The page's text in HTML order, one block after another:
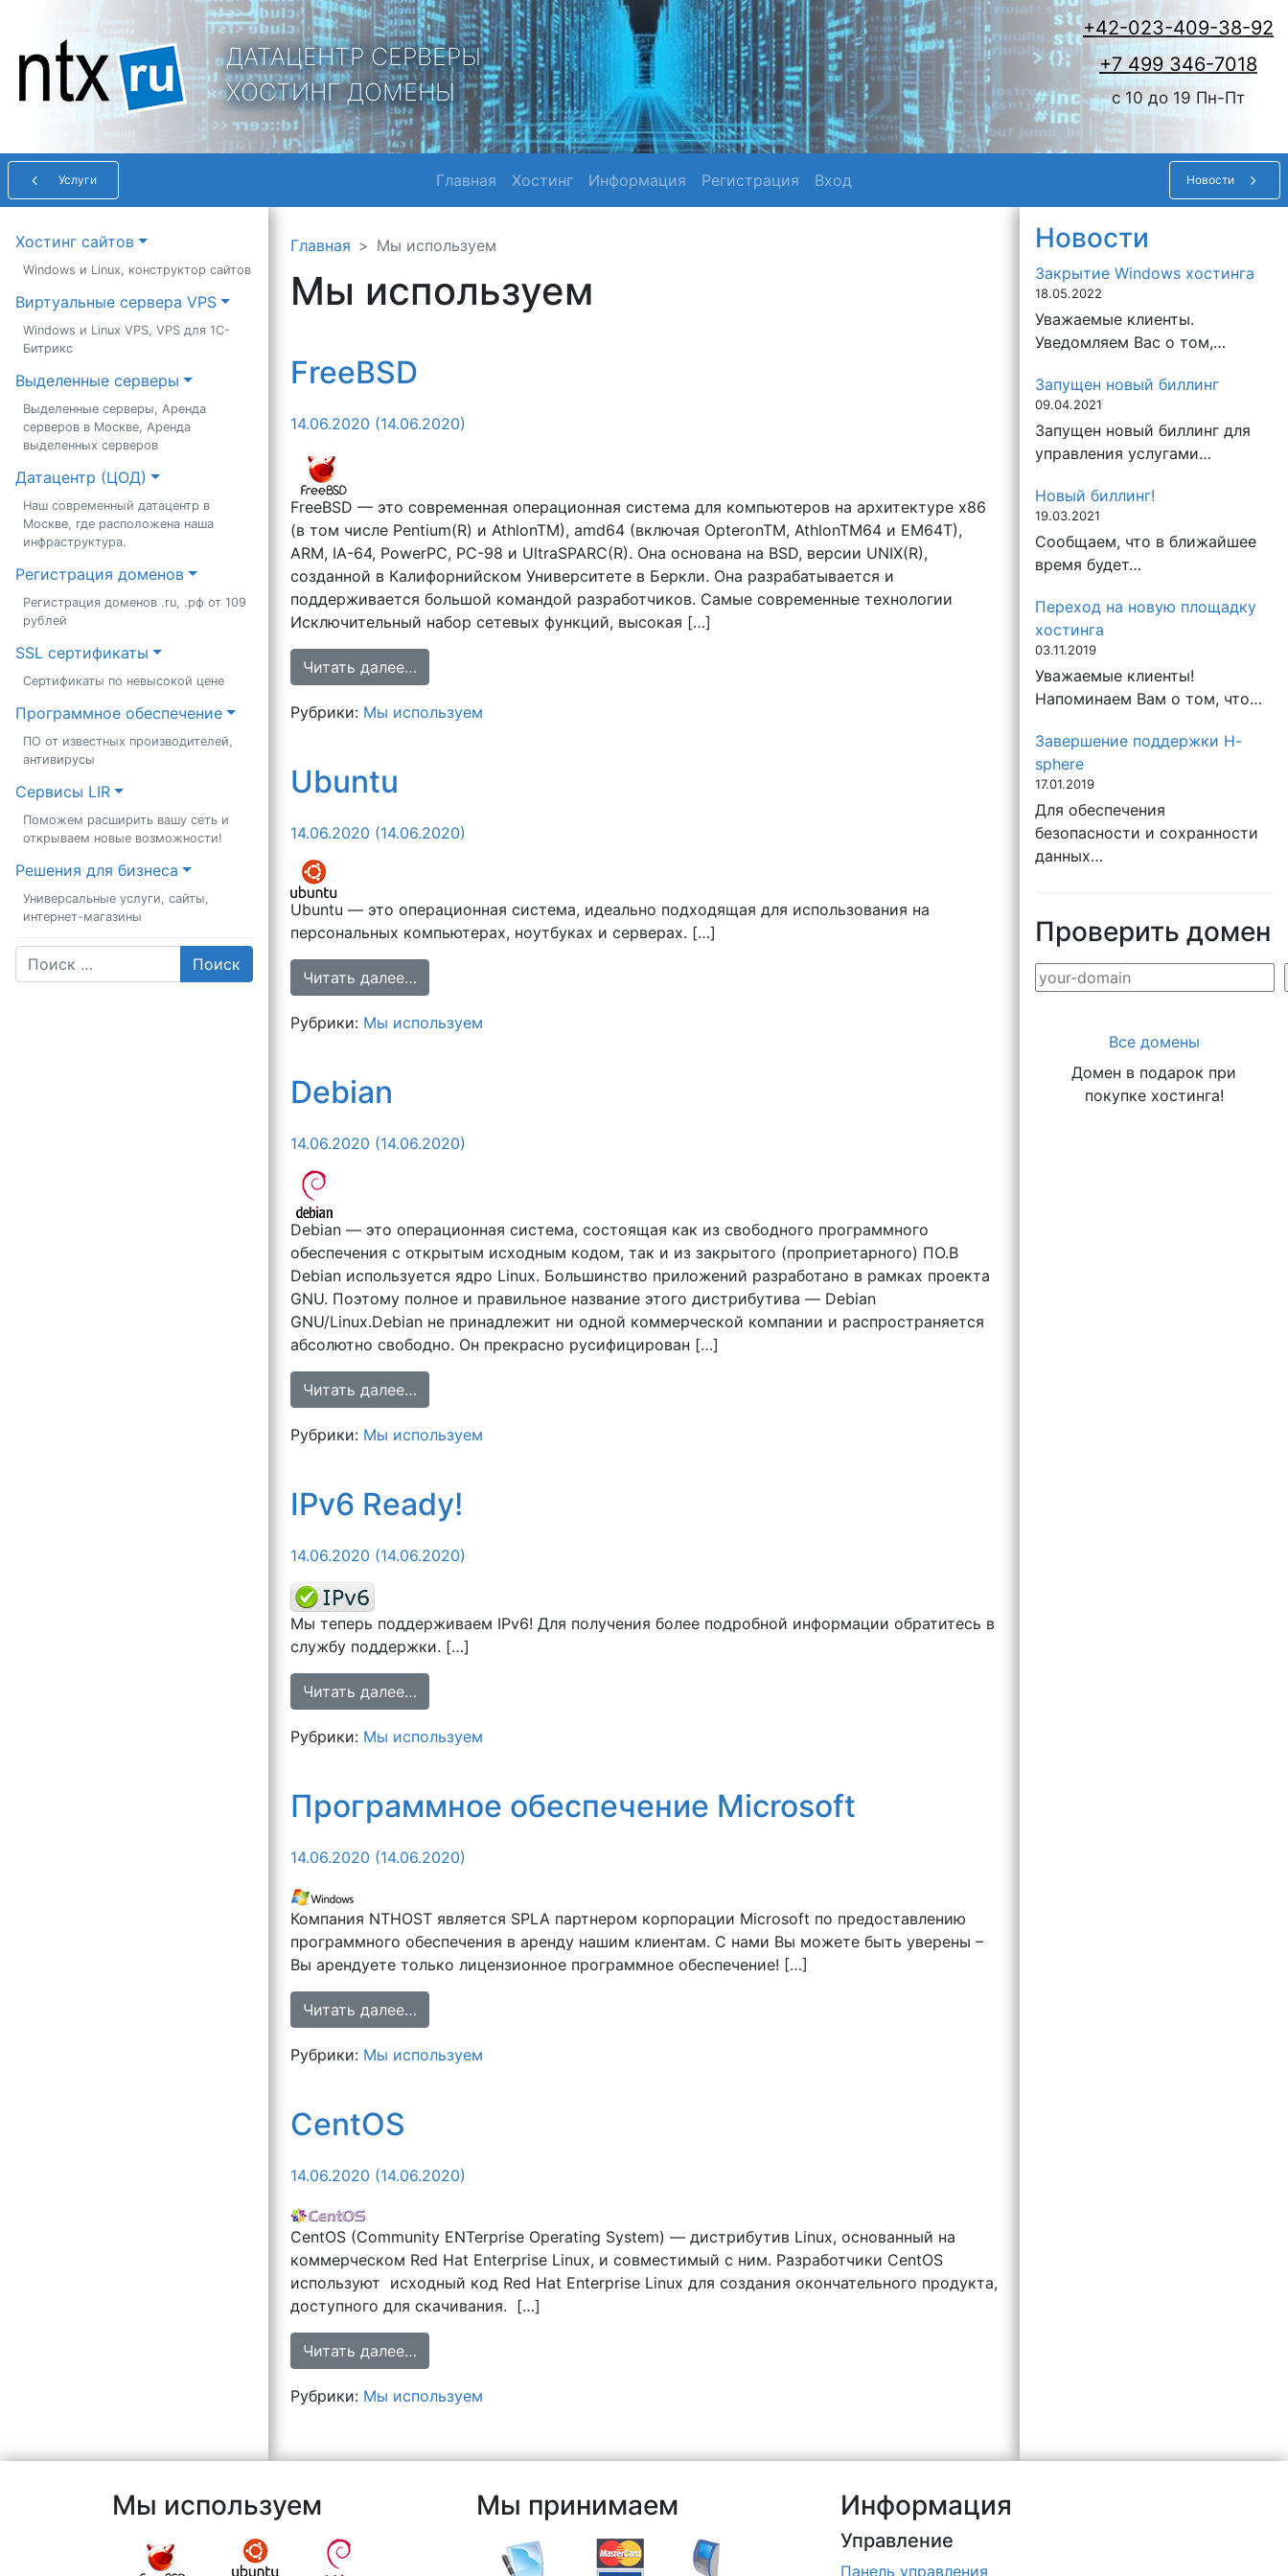
ДАТАЦЕНТР СЕРВЕРЫ
ХОСТИНГ ДОМЕНЫ
+42-023-409-38-92
+7 499 346-7018
c 10 до 19 Пн-Пт
Услуги Главная Хостинг Информация Регистрация Вход Новости
Хостинг сайтов
Windows и Linux, конструктор сайтов
Виртуальные сервера VPS
Windows и Linux VPS, VPS для 1С-
Битрикс
Выделенные серверы
Выделенные серверы, Аренда
серверов в Москве, Аренда
выделенных серверов
Датацентр (ЦОД)
Наш современный датацентр в
Москве, где расположена наша
инфраструктура.
Регистрация доменов
Регистрация доменов .ru, .рф от 109
рублей
SSL сертификаты
Сертификаты по невысокой цене
Программное обеспечение
ПО от известных производителей,
антивирусы
Сервисы LIR
Поможем расширить вашу сеть и
открываем новые возможности!
Решения для бизнеса
Универсальные услуги, сайты,
интернет-магазины
_________________________
Поиск
Главная Мы используем
Мы используем
FreeBSD
14.06.2020 (14.06.2020)
FreeBSD — это современная операционная система для компьютеров на архитектуре x86
(в том числе Pentium(R) и AthlonTM), amd64 (включая OpteronTM, AthlonTM64 и EM64T),
ARM, IA-64, PowerPC, PC-98 и UltraSPARC(R). Она основана на BSD, версии UNIX(R),
созданной в Калифорнийском Университете в Беркли. Она разрабатывается и
поддерживается большой командой разработчиков. Самые современные технологии
Исключительный набор сетевых функций, высокая […]
Читать далее…
Рубрики: Мы используем
Ubuntu
14.06.2020 (14.06.2020)
Ubuntu — это операционная система, идеально подходящая для использования на
персональных компьютерах, ноутбуках и серверах. […]
Читать далее…
Рубрики: Мы используем
Debian
14.06.2020 (14.06.2020)
Debian — это операционная система, состоящая как из свободного программного
обеспечения с открытым исходным кодом, так и из закрытого (проприетарного) ПО.В
Debian используется ядро Linux. Большинство приложений разработано в рамках проекта
GNU. Поэтому полное и правильное название этого дистрибутива — Debian
GNU/Linux.Debian не принадлежит ни одной коммерческой компании и распространяется
абсолютно свободно. Он прекрасно русифицирован […]
Читать далее…
Рубрики: Мы используем
IPv6 Ready!
14.06.2020 (14.06.2020)
Мы теперь поддерживаем IPv6! Для получения более подробной информации обратитесь в
службу поддержки. […]
Читать далее…
Рубрики: Мы используем
Программное обеспечение Microsoft
14.06.2020 (14.06.2020)
Компания NTHOST является SPLA партнером корпорации Microsoft по предоставлению
программного обеспечения в аренду нашим клиентам. С нами Вы можете быть уверены –
Вы арендуете только лицензионное программное обеспечение! […]
Читать далее…
Рубрики: Мы используем
CentOS
14.06.2020 (14.06.2020)
CentOS (Community ENTerprise Operating System) — дистрибутив Linux, основанный на
коммерческом Red Hat Enterprise Linux, и совместимый с ним. Разработчики CentOS
используют исходный код Red Hat Enterprise Linux для создания окончательного продукта,
доступного для скачивания. […]
Читать далее…
Рубрики: Мы используем
Новости
Закрытие Windows хостинга
18.05.2022
Уважаемые клиенты.
Уведомляем Вас о том,…
Запущен новый биллинг
09.04.2021
Запущен новый биллинг для
управления услугами…
Новый биллинг!
19.03.2021
Сообщаем, что в ближайшее
время будет…
Переход на новую площадку
хостинга
03.11.2019
Уважаемые клиенты!
Напоминаем Вам о том, что…
Завершение поддержки H-
sphere
17.01.2019
Для обеспечения
безопасности и сохранности
данных…
Проверить домен
Все домены
Домен в подарок при
покупке хостинга!
Мы используем Мы принимаем Информация
Управление
Панель управления